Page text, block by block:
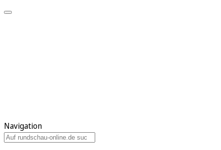
Navigation